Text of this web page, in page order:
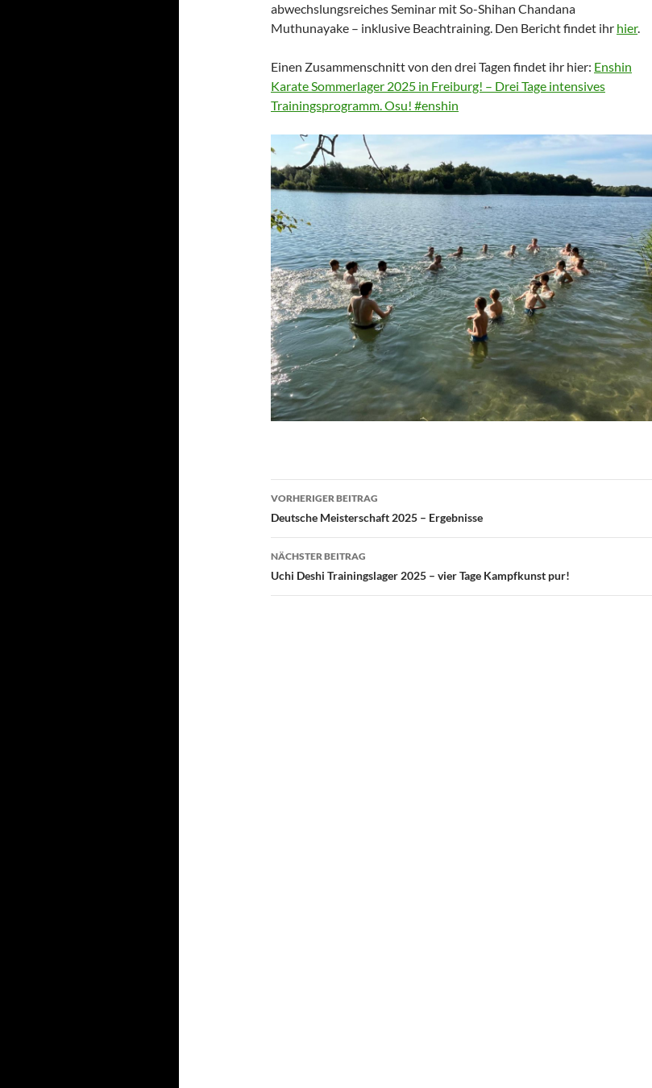
abwechslungsreiches Seminar mit So-Shihan Chandana
Muthunayake – inklusive Beachtraining. Den Bericht findet ihr hier.
Einen Zusammenschnitt von den drei Tagen findet ihr hier: Enshin
Karate Sommerlager 2025 in Freiburg! – Drei Tage intensives
Trainingsprogramm. Osu! #enshin
Beitragsnavigation
VORHERIGER BEITRAG
Deutsche Meisterschaft 2025 – Ergebnisse
NÄCHSTER BEITRAG
Uchi Deshi Trainingslager 2025 – vier Tage Kampfkunst pur!